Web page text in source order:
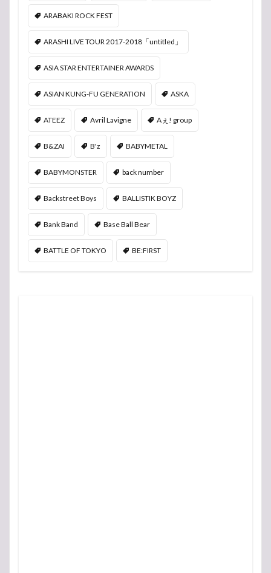
ARABAKI ROCK FEST
ARASHI LIVE TOUR 2017-2018「untitled」
ASIA STAR ENTERTAINER AWARDS
ASIAN KUNG-FU GENERATION ASKA
ATEEZ Avril Lavigne Aぇ! group
B&ZAI B'z BABYMETAL
BABYMONSTER back number
Backstreet Boys BALLISTIK BOYZ
Bank Band Base Ball Bear
BATTLE OF TOKYO BE:FIRST